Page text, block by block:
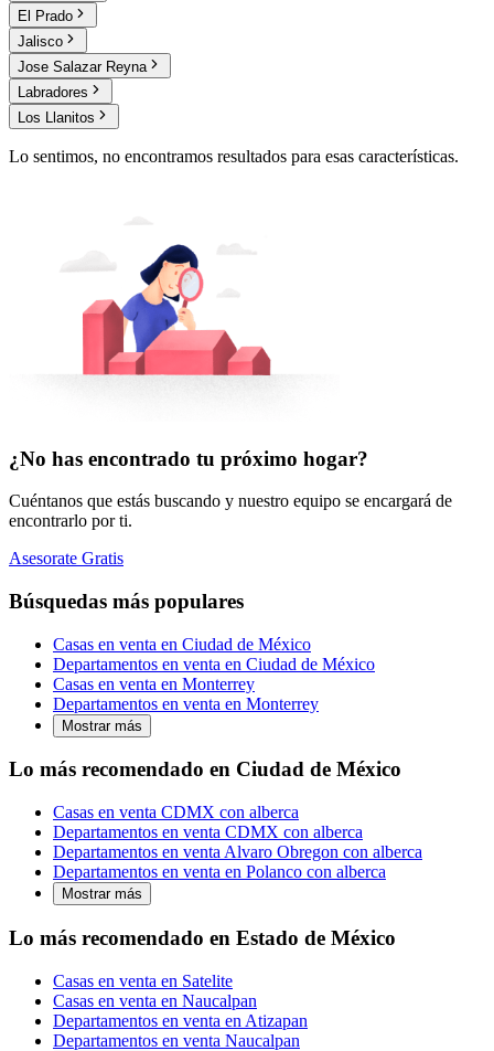
El Prado
Jalisco
Jose Salazar Reyna
Labradores
Los Llanitos
Lo sentimos, no encontramos resultados para esas características.
¿No has encontrado tu próximo hogar?
Cuéntanos que estás buscando y nuestro equipo se encargará de
encontrarlo por ti.
Asesorate Gratis
Búsquedas más populares
Casas en venta en Ciudad de México
Departamentos en venta en Ciudad de México
Casas en venta en Monterrey
Departamentos en venta en Monterrey
Mostrar más
Lo más recomendado en Ciudad de México
Casas en venta CDMX con alberca
Departamentos en venta CDMX con alberca
Departamentos en venta Alvaro Obregon con alberca
Departamentos en venta en Polanco con alberca
Mostrar más
Lo más recomendado en Estado de México
Casas en venta en Satelite
Casas en venta en Naucalpan
Departamentos en venta en Atizapan
Departamentos en venta Naucalpan